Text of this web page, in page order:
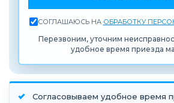
СОГЛАШАЮСЬ НА ОБРАБОТКУ
Перезвоним, уточним
удобное время приезда
Согласовываем удобное время